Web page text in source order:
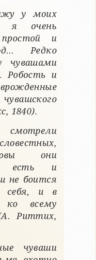
у моих
я очень
и
Редко
чувашами
Робость и
1840).
смотрели
они
есть и
не боится
себя, и в
ко всему
Риттих,
чуваши